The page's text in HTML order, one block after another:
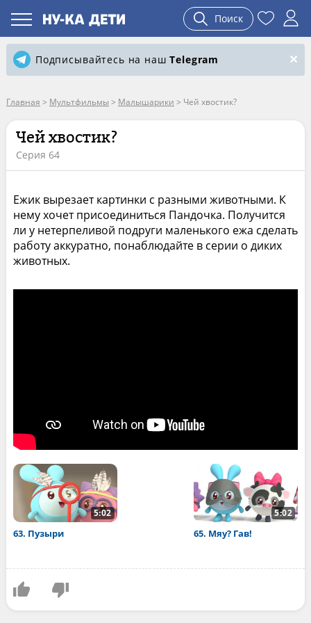
Поиск
Подписывайтесь на нашTelegram
Главная > Мультфильмы > Малышарики > Чей хвостик?
Чей хвостик?
Серия 64
Ежик вырезает картинки с разными животными. К
нему хочет присоединиться Пандочка. Получится
ли у нетерпеливой подруги маленького ежа сделать
работу аккуратно, понаблюдайте в серии о диких
животных.
5:02
63. Пузыри
5:02
65. Мяу? Гав!